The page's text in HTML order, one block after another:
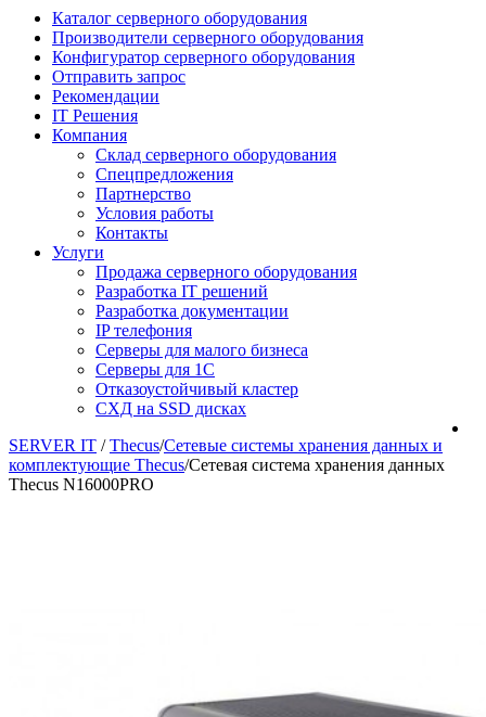
Каталог серверного оборудования
Производители серверного оборудования
Конфигуратор серверного оборудования
Отправить запрос
Рекомендации
IT Решения
Компания
Склад серверного оборудования
Спецпредложения
Партнерство
Условия работы
Контакты
Услуги
Продажа серверного оборудования
Разработка IT решений
Разработка документации
IP телефония
Серверы для малого бизнеса
Серверы для 1С
Отказоустойчивый кластер
СХД на SSD дисках
SERVER IT / Thecus/Сетевые системы хранения данных и
комплектующие Thecus/Сетевая система хранения данных
Thecus N16000PRO